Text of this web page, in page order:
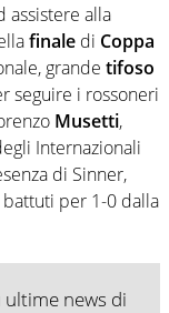
assistere alla
finale di Coppa
grande tifoso
seguire i rossoneri
Musetti,
Internazionali
di Sinner,
per 1-0 dalla
news di